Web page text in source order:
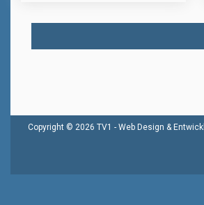
Copyright © 2026 TV1 - Web Design &